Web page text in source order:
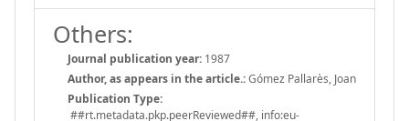
Others:
Journal publication year: 1987
Author, as appears in the article.:Gómez Pallarès, Joan
Publication Type:
##rt.metadata.pkp.peerReviewed##, info:eu-